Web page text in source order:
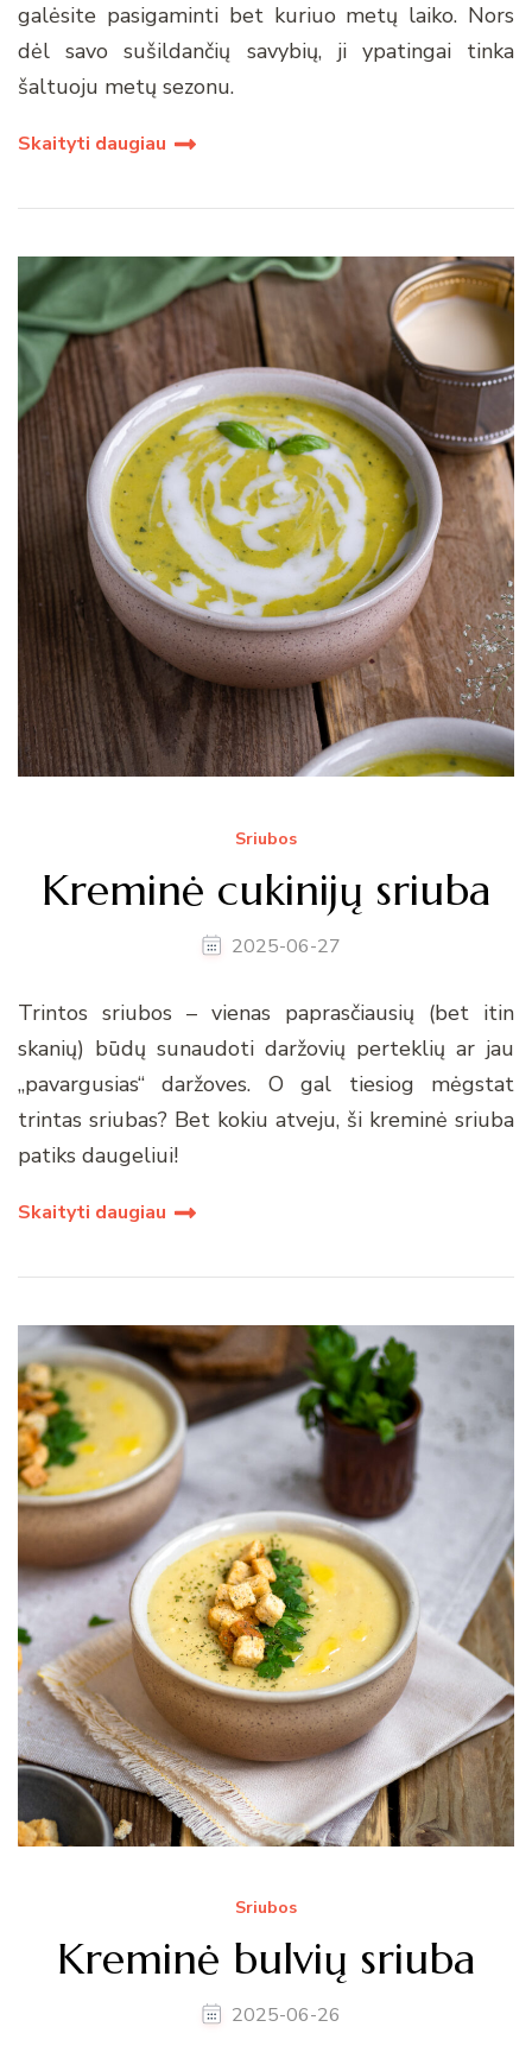
galėsite pasigaminti bet kuriuo metų laiko. Nors
dėl savo sušildančių savybių, ji ypatingai tinka
šaltuoju metų sezonu.
Skaityti daugiau
Sriubos
Kreminė cukinijų sriuba
2025-06-27
Trintos sriubos – vienas paprasčiausių (bet itin
skanių) būdų sunaudoti daržovių perteklių ar jau
„pavargusias“ daržoves. O gal tiesiog mėgstat
trintas sriubas? Bet kokiu atveju, ši kreminė sriuba
patiks daugeliui!
Skaityti daugiau
Sriubos
Kreminė bulvių sriuba
2025-06-26